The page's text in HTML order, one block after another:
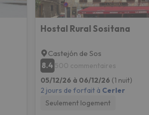
Hostal Rural Sositana
Castejón de Sos
8.4 500 commentaires
05/12/26 à 06/12/26 (1 nuit)
2 jours de forfait à Cerler
Seulement logement